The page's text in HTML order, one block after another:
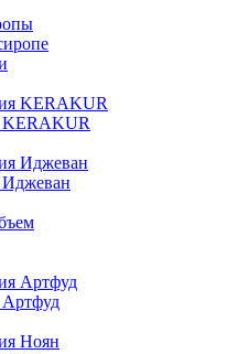
KERAKUR
Иджеван
Артфуд
Ноян